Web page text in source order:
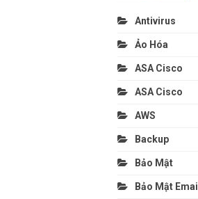
Antivirus
Ảo Hóa
ASA Cisco
ASA Cisco
AWS
Backup
Bảo Mật
Bảo Mật Email